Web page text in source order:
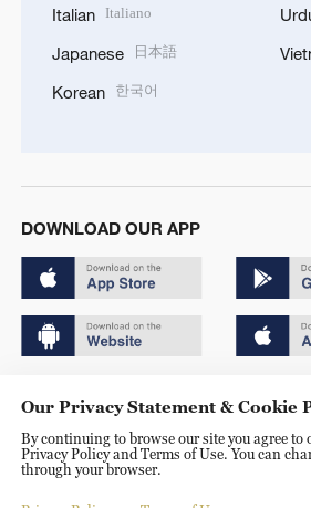
Italian Italiano
Japanese 日本語
Korean 한국어
DOWNLOAD OUR APP
京ICP备20000184号
京公网安备 11010502050052号
Disinformation report hotline: 010-85061466
Our Privacy Statement & Cookie
By continuing to browse our site you agree to
Privacy Policy and Terms of Use. You can
through your browser.